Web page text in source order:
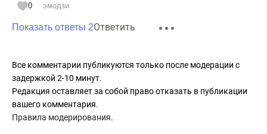
0 эмодзи
Показать ответы 2Ответить
Все комментарии публикуются только после модерации с
задержкой 2-10 минут.
Редакция оставляет за собой право отказать в публикации
вашего комментария.
Правила модерирования.